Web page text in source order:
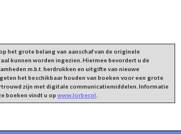
het grote belang van aanschaf van de originele
kunnen worden ingezien. Hiermee bevordert u de
m.b.t. herdrukken en uitgifte van nieuwe
het beschikbaar houden van boeken voor een grote
zijn met digitale communicatiemiddelen. Informatie
boeken vindt u op www.lorber.nl